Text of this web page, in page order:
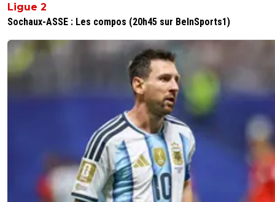
Ligue 2
Sochaux-ASSE : Les compos (20h45 sur BeInSports1)